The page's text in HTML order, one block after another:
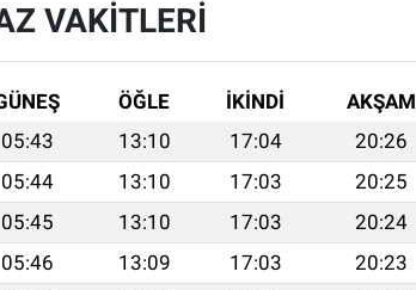
VAKITLERI
ÖĞLE İKINDI AKŞAM
05:43 13:10 17:04 20:26
05:44 13:10 17:03 20:25
05:45 13:10 17:03 20:24
05:46 13:09 17:03 20:23